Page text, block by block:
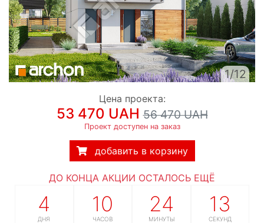
1/12
Цена проекта:
53 470 UAH56 470 UAH
Проект доступен на заказ
добавить в корзину
ДО КОНЦА АКЦИИ ОСТАЛОСЬ ЕЩЁ
4
ДНЯ
10
ЧАСОВ
24
МИНУТЫ
12
СЕКУНД